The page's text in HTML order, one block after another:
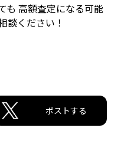
も 高額査定になる可能
談ください！
ポストする